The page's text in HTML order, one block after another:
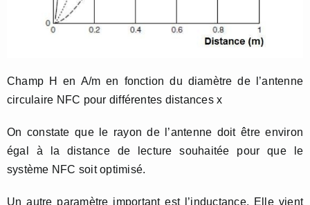
Champ H en A/m en fonction du diamètre de l’antenne
circulaire NFC pour différentes distances x
On constate que le rayon de l’antenne doit être environ
égal à la distance de lecture souhaitée pour que le
système NFC soit optimisé.
Un autre paramètre important est l’inductance. Elle vient